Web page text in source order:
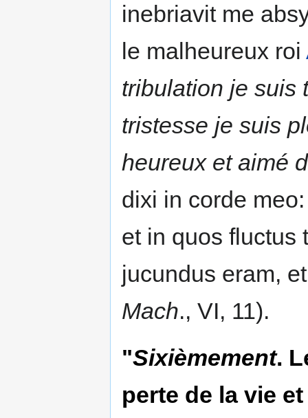
inebriavit me
le malheureux roi
tribulation je suis
tristesse je suis
heureux et aimé
dixi in corde
et in quos fluctus
jucundus eram,
Mach., VI, 11).
"Sixièmement.
perte de la vie